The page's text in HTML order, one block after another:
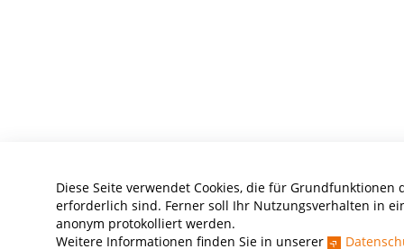
Diese Seite verwendet Cookies, die für Grundfunktionen
erforderlich sind. Ferner soll Ihr Nutzungsverhalten in
anonym protokolliert werden.
Weitere Informationen finden Sie in unserer